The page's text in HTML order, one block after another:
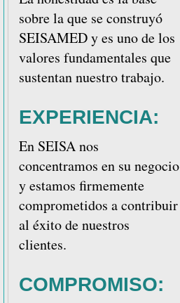
sobre la que se construyó
SEISAMED y es uno de los
valores fundamentales que
sustentan nuestro trabajo.
EXPERIENCIA:
En SEISA nos
concentramos en su negocio
y estamos firmemente
comprometidos a contribuir
al éxito de nuestros
clientes.
COMPROMISO: